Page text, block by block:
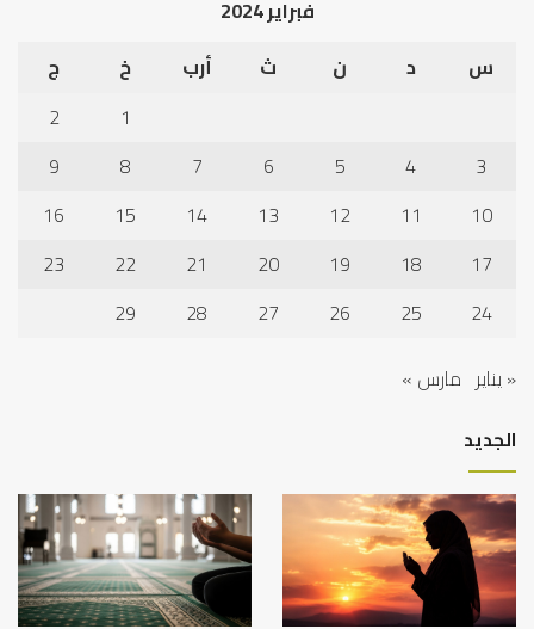
فبراير 2024
س
د ن ث أرب خ
ج
1
2
3
4
5
6
7
8
9
10
11
12
13
14
15
16
17
18
19
20
21
22
23
24
25
26
27
28
29
« يناير مارس »
الجديد